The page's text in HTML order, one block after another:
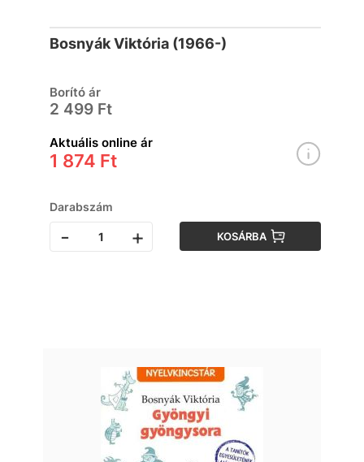
Bosnyák Viktória (1966-)
Borító ár
2 499 Ft
Aktuális online ár
1 874 Ft
Darabszám
- + KOSÁRBA